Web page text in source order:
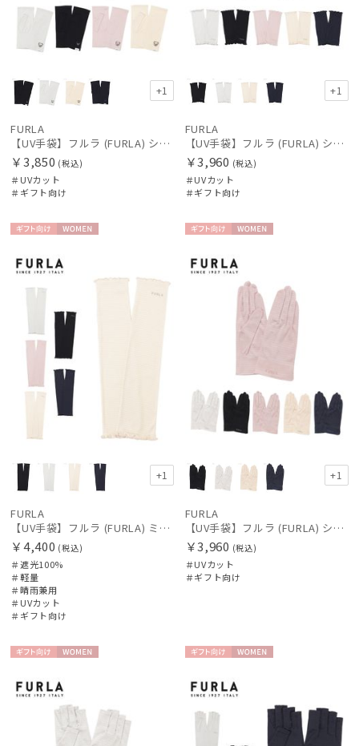
在庫表示
販売状況
入荷状況
+1
FURLA
【UV手袋】フルラ (FURLA) ショート ＵＶ手袋 ベア 指無し
￥3,850 (税込)
＃UVカット
＃ギフト向け
+1
FURLA
【UV手袋】フルラ (FURLA) ショート ＵＶ手袋 フリル 指無し
￥3,960 (税込)
＃UVカット
＃ギフト向け
向け
N
+1
FURLA
【UV手袋】フルラ (FURLA) ミディアム ＵＶ手袋 フリル 指無し
￥4,400 (税込)
＃遮光100%
＃軽量
＃晴雨兼用
＃UVカット
＃ギフト向け
向け
N
+1
FURLA
【UV手袋】フルラ (FURLA) ショート ＵＶ手袋 ロゴ刺繍 5本指
￥3,960 (税込)
＃UVカット
＃ギフト向け
向け
N
向け
N